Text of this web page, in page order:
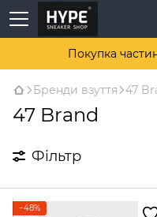
Покупка
Бренди взуття 47
47 Brand
Фільтр
−48%